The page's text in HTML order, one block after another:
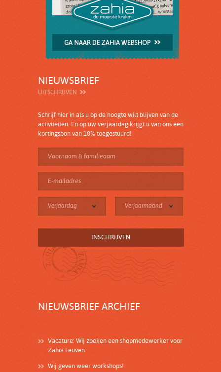
NIEUWSBRIEF
UITSCHRIJVEN
Schrijf hier in als u op de hoogte wilt blijven van de
activiteiten. En op uw verjaardag krijgt u van ons een
kortingsbon van 10% toegestuurd!
Verjaardag Verjaarmaand
NIEUWSBRIEF ARCHIEF
Vacature: Wij zoeken een shopmedewerker voor
Zahia Leuven
Wij geven weer workshops!